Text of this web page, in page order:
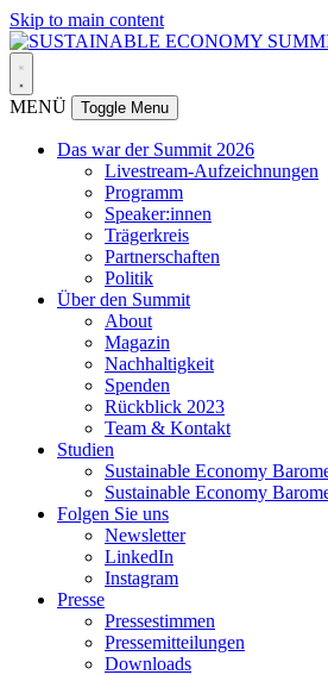
Skip to main content
MENÜ Toggle Menu
Das war der Summit 2026
Livestream-Aufzeichnungen
Programm
Speaker:innen
Trägerkreis
Partnerschaften
Politik
Über den Summit
About
Magazin
Nachhaltigkeit
Spenden
Rückblick 2023
Team & Kontakt
Studien
Sustainable Economy
Sustainable Economy
Folgen Sie uns
Newsletter
LinkedIn
Instagram
Presse
Pressestimmen
Pressemitteilungen
Downloads